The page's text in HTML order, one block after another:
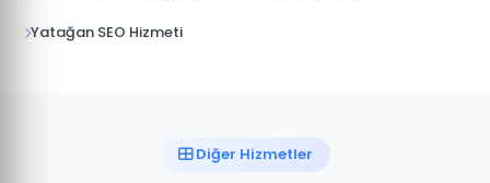
Yatağan SEO Hizmeti
Diğer Hizmetler